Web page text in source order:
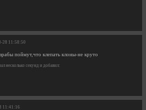
28 11:58:50
поймут,что клепать клоны-не круто
несколько секунд и добавил:
11:41:16